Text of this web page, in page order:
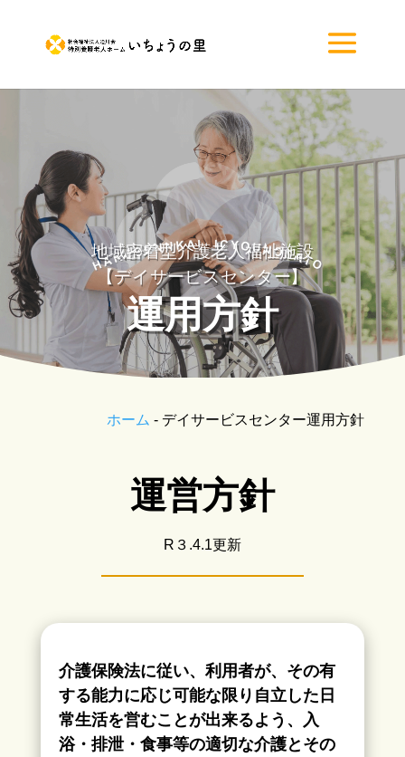
地域密着型介護老人福祉施設
【デイサービスセンター】
運用方針
ホーム - デイサービスセンター運用方針
運営方針
R３.4.1更新
介護保険法に従い、利用者が、その有
する能力に応じ可能な限り自立した日
常生活を営むことが出来るよう、入
浴・排泄・食事等の適切な介護とその